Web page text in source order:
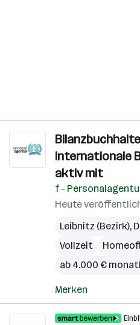
internationale
aktiv mit
f -
Heute
Leibnitz (Bezirk),
Vollzeit
ab 4.000 €
Merken